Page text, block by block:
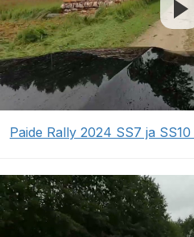
Paide Rally 2024 SS7 ja